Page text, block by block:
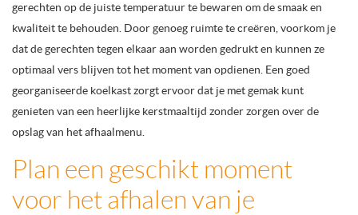
gerechten op de juiste temperatuur te bewaren om de smaak en
kwaliteit te behouden. Door genoeg ruimte te creëren, voorkom je
dat de gerechten tegen elkaar aan worden gedrukt en kunnen ze
optimaal vers blijven tot het moment van opdienen. Een goed
georganiseerde koelkast zorgt ervoor dat je met gemak kunt
genieten van een heerlijke kerstmaaltijd zonder zorgen over de
opslag van het afhaalmenu.
Plan een geschikt moment
voor het afhalen van je